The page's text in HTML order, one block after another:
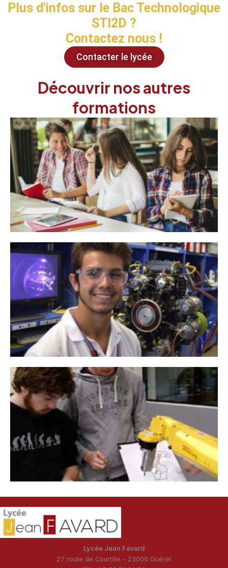
Plus d'infos sur le Bac Technologique
STI2D ?
Contactez nous !
Contacter le lycée
Découvrir nos autres
formations
Lycée Jean Favard
27 route de Courtille - 23000 Guéret